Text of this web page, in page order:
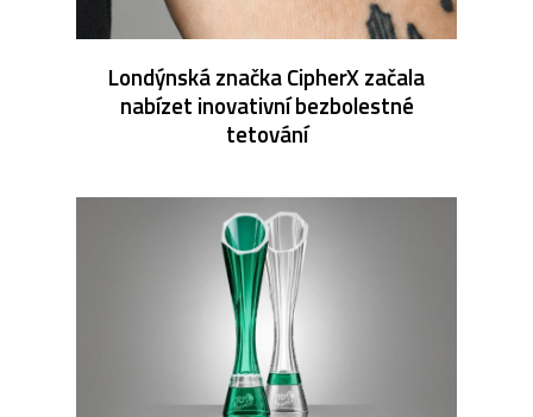
Londýnská značka CipherX začala
nabízet inovativní bezbolestné
tetování